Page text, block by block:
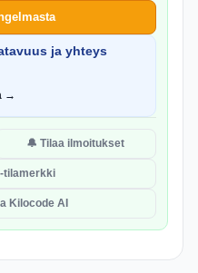
ja yhteys
→
🔔 Tilaa ilmoitukset
tilamerkki
Kilocode AI